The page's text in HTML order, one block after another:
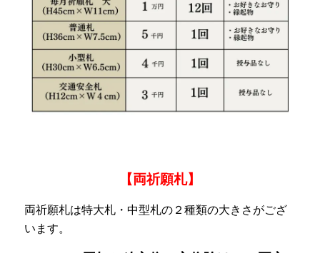
【両祈願札】
両祈願札は特大札・中型札の２種類の大きさがござ
います。